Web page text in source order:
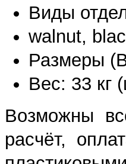
Виды
walnut,
Размеры
Вес: 33 кг
Возможны
расчёт,